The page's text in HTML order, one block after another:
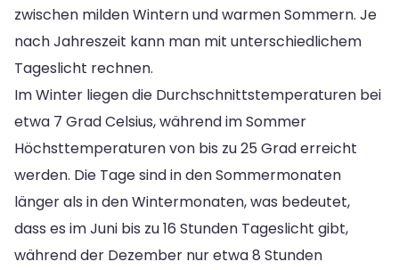
zwischen milden Wintern und warmen Sommern. Je
nach Jahreszeit kann man mit unterschiedlichem
Tageslicht rechnen.
Im Winter liegen die Durchschnittstemperaturen bei
etwa 7 Grad Celsius, während im Sommer
Höchsttemperaturen von bis zu 25 Grad erreicht
werden. Die Tage sind in den Sommermonaten
länger als in den Wintermonaten, was bedeutet,
dass es im Juni bis zu 16 Stunden Tageslicht gibt,
während der Dezember nur etwa 8 Stunden